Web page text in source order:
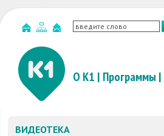
О К1 | Программы |
ВИДЕОТЕКА